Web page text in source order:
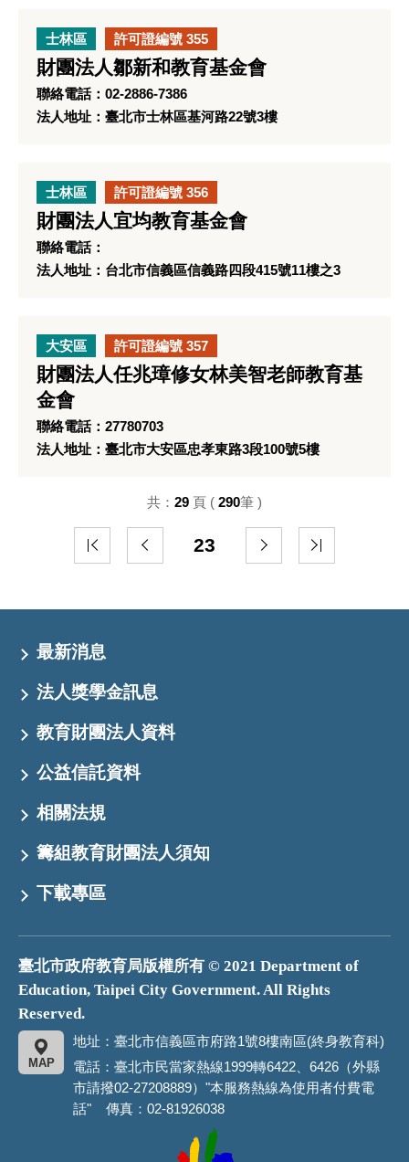
士林區 許可證編號 355
財團法人鄒新和教育基金會
聯絡電話：02-2886-7386
法人地址：臺北市士林區基河路22號3樓
士林區 許可證編號 356
財團法人宜均教育基金會
聯絡電話：
法人地址：台北市信義區信義路四段415號11樓之3
大安區 許可證編號 357
財團法人任兆璋修女林美智老師教育基
金會
聯絡電話：27780703
法人地址：臺北市大安區忠孝東路3段100號5樓
23
共： 29 頁 ( 290筆 )
最新消息
法人獎學金訊息
教育財團法人資料
公益信託資料
相關法規
籌組教育財團法人須知
下載專區
臺北市政府教育局版權所有 © 2021 Department of
Education, Taipei City Government. All Rights
Reserved.
地址：臺北市信義區市府路1號8樓南區(終身教育科)
MAP
電話：臺北市民當家熱線1999轉6422、6426（外縣
市請撥02-27208889）"本服務熱線為使用者付費電
話" 傳真：02-81926038
市
政